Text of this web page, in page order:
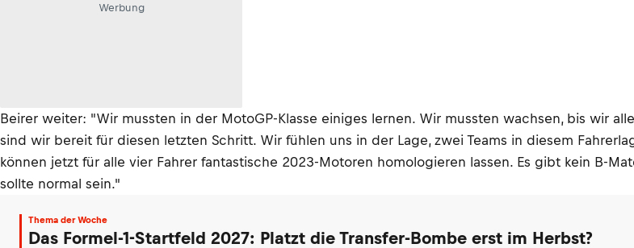
Werbung
Beirer weiter: "Wir mussten in der MotoGP-Klasse einiges lernen. Wir mussten wachsen, bis wir
sind wir bereit für diesen letzten Schritt. Wir fühlen uns in der Lage, zwei Teams in diesem
können jetzt für alle vier Fahrer fantastische 2023-Motoren homologieren lassen. Es gibt kein B-
sollte normal sein."
Thema der Woche
Das Formel-1-Startfeld 2027: Platzt die Transfer-Bombe erst im Herbst?